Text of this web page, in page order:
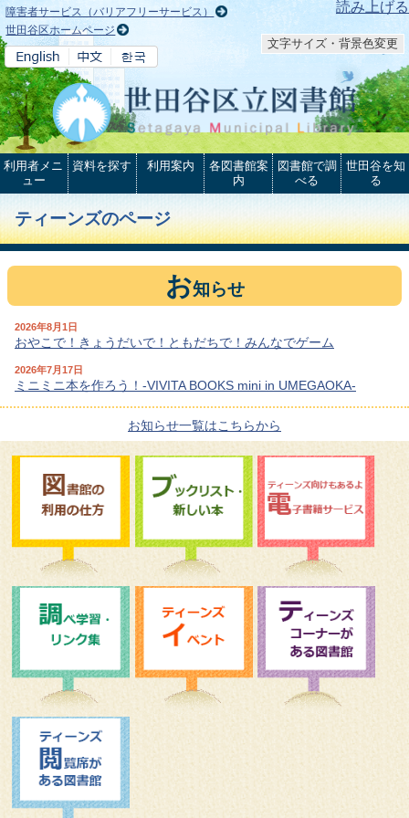
本文へ 読み上げる
障害者サービス（バリアフリーサービス）
世田谷区ホームページ
文字サイズ・背景色変更
利用者メニ
ュー
資料を探す 利用案内
各図書館案
内
図書館で調
べる
世田谷を知
る
ティーンズのページ
お知らせ
2026年8月1日
おやこで！きょうだいで！ともだちで！みんなでゲーム
2026年7月17日
ミニミニ本を作ろう！-VIVITA BOOKS mini in UMEGAOKA-
お知らせ一覧はこちらから